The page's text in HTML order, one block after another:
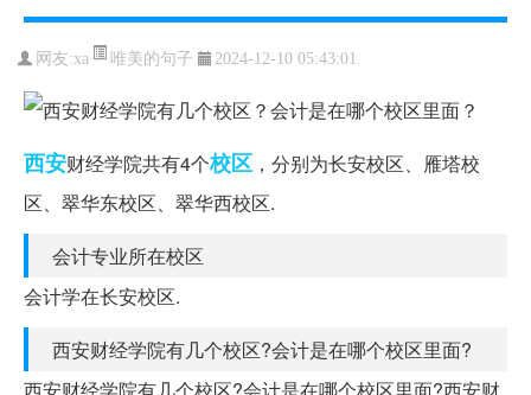
网友:xa 唯美的句子 2024-12-10 05:43:01
西安财经学院共有4个校区 ，分别为长安校区、雁塔校
区、翠华东校区、翠华西校区.
会计专业所在校区
会计学在长安校区.
西安财经学院有几个校区?会计是在哪个校区里面?